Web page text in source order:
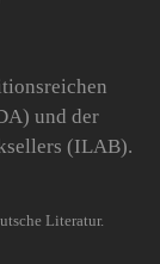
und der
(ILAB).
Literatur.